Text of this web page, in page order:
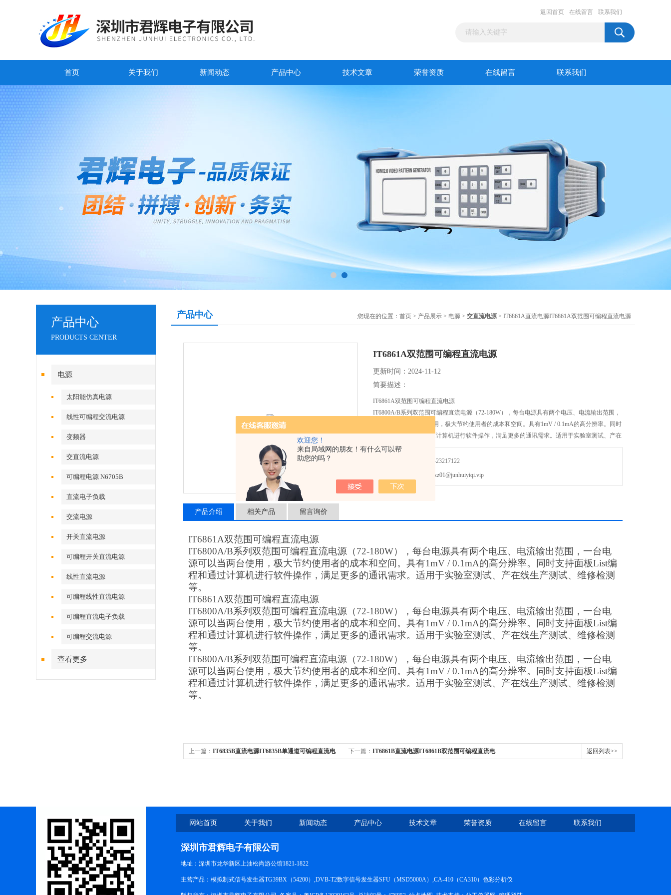
欢迎您！
来自局域网的朋友！有什么可以帮
助您的吗？
返回首页 在线留言 联系我们
首页 关于我们 新闻动态 产品中心 技术文章 荣誉资质 在线留言 联系我们
产品中心
PRODUCTS CENTER
电源
太阳能仿真电源
线性可编程交流电源
变频器
交直流电源
可编程电源 N6705B
直流电子负载
交流电源
开关直流电源
可编程开关直流电源
线性直流电源
可编程线性直流电源
可编程直流电子负载
可编程交流电源
查看更多
产品中心 您现在的位置： 首页 > 产品展示 > 电源 > 交直流电源> IT6861A直流电源IT6861A双范围可编程直流电源
IT6861A双范围可编程直流电源
更新时间：2024-11-12
简要描述：
IT6861A双范围可编程直流电源
IT6800A/B系列双范围可编程直流电源（72-180W），每台电源具有两个电压、电流输出范围，
一台电源可以当两台使用，极大节约使用者的成本和空间。具有1mV / 0.1mA的高分辨率。同时
支持面板List编程和通过计算机进行软件操作，满足更多的通讯需求。适用于实验室测试、产在
线生产测试、维修检测等。
免费咨询：0755-23217122
发邮件给我们：xz01@junhuiyiqi.vip
产品介绍 相关产品 留言询价
IT6861A双范围可编程直流电源
IT6800A/B系列双范围可编程直流电源（72-180W），每台电源具有两个电压、电流输出范围，一台电
源可以当两台使用，极大节约使用者的成本和空间。具有1mV / 0.1mA的高分辨率。同时支持面板List编
程和通过计算机进行软件操作，满足更多的通讯需求。适用于实验室测试、产在线生产测试、维修检测
等。
IT6861A双范围可编程直流电源
IT6800A/B系列双范围可编程直流电源（72-180W），每台电源具有两个电压、电流输出范围，一台电
源可以当两台使用，极大节约使用者的成本和空间。具有1mV / 0.1mA的高分辨率。同时支持面板List编
程和通过计算机进行软件操作，满足更多的通讯需求。适用于实验室测试、产在线生产测试、维修检测
等。
IT6800A/B系列双范围可编程直流电源（72-180W），每台电源具有两个电压、电流输出范围，一台电
源可以当两台使用，极大节约使用者的成本和空间。具有1mV / 0.1mA的高分辨率。同时支持面板List编
程和通过计算机进行软件操作，满足更多的通讯需求。适用于实验室测试、产在线生产测试、维修检测
等。
上一篇： IT6835B直流电源IT6835B单通道可编程直流电 下一篇： IT6861B直流电源IT6861B双范围可编程直流电 返回列表>>
网站首页 关于我们 新闻动态 产品中心 技术文章 荣誉资质 在线留言 联系我们
深圳市君辉电子有限公司
地址：深圳市龙华新区上油松尚游公馆1821-1822
主营产品：模拟制式信号发生器TG39BX（54200）,DVB-T2数字信号发生器SFU（MSD5000A）,CA-410（CA310）色彩分析仪